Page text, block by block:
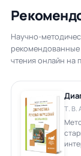
Научно-
чтения онлайн
Т. В.